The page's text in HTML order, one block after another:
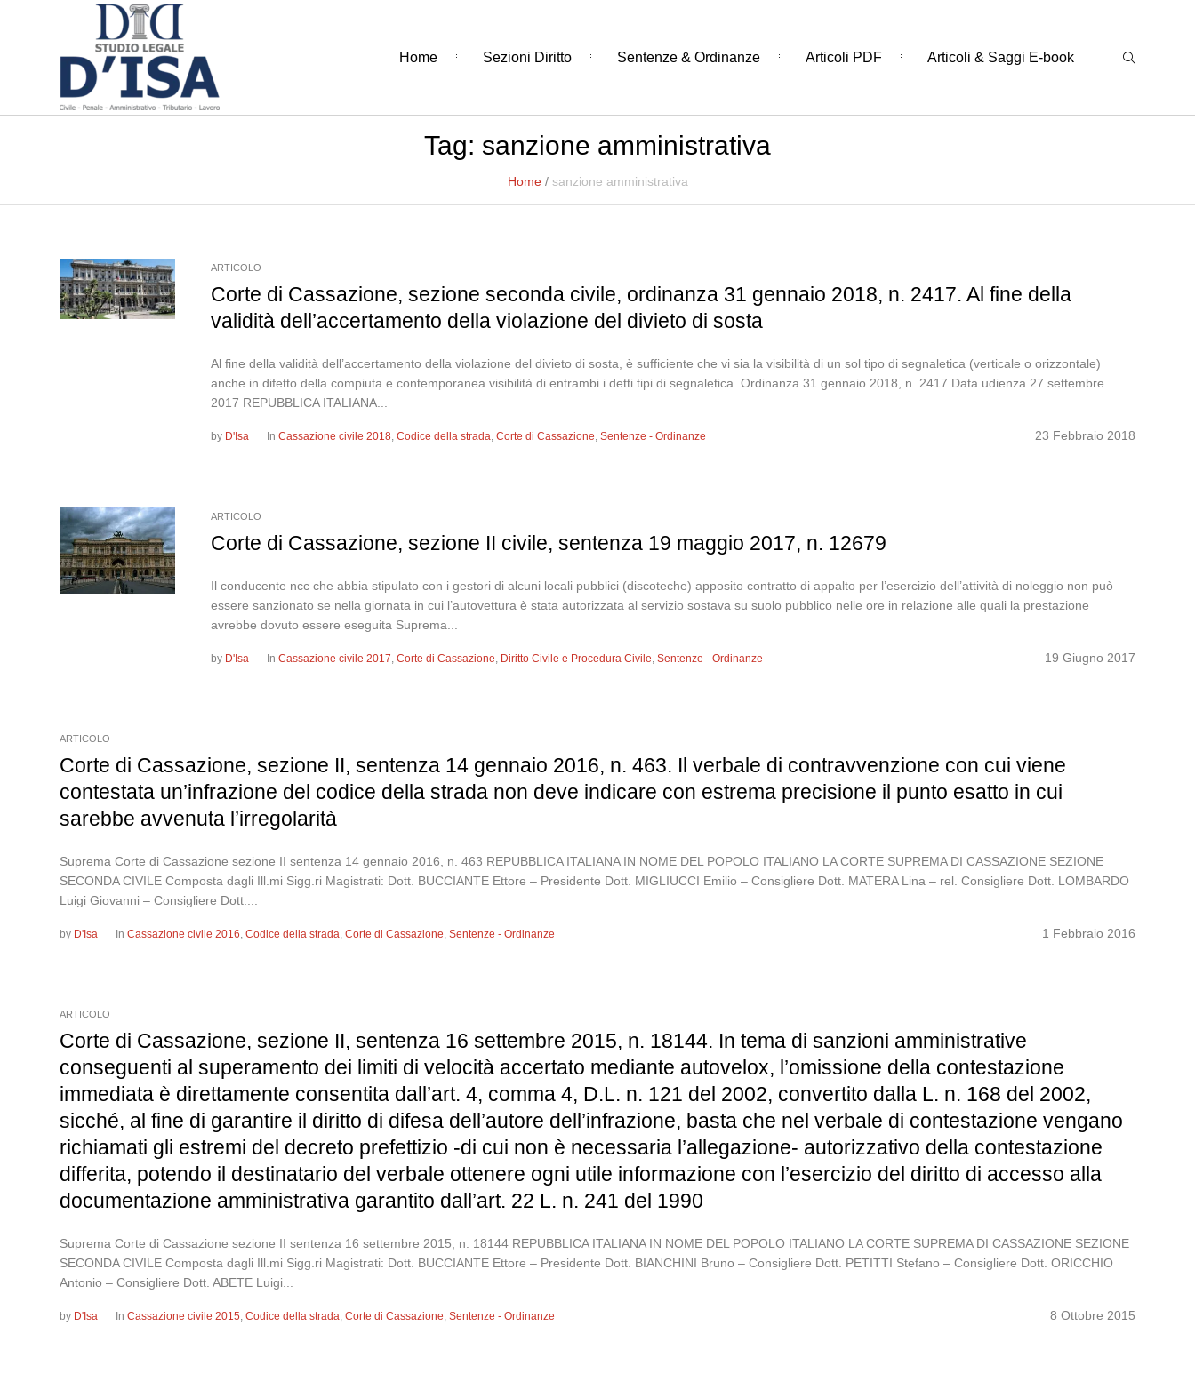
Home Sezioni Diritto Sentenze & Ordinanze Articoli PDF Articoli & Saggi E-book
Tag: sanzione amministrativa
Home / sanzione amministrativa
ARTICOLO
Corte di Cassazione, sezione seconda civile, ordinanza 31 gennaio 2018, n. 2417. Al fine della
validità dell’accertamento della violazione del divieto di sosta
Al fine della validità dell’accertamento della violazione del divieto di sosta, è sufficiente che vi sia la visibilità di un sol tipo di segnaletica (verticale o orizzontale)
anche in difetto della compiuta e contemporanea visibilità di entrambi i detti tipi di segnaletica. Ordinanza 31 gennaio 2018, n. 2417 Data udienza 27 settembre
2017 REPUBBLICA ITALIANA...
23 Febbraio 2018
by D'Isa InCassazione civile 2018,Codice della strada,Corte di Cassazione,Sentenze - Ordinanze
ARTICOLO
Corte di Cassazione, sezione II civile, sentenza 19 maggio 2017, n. 12679
Il conducente ncc che abbia stipulato con i gestori di alcuni locali pubblici (discoteche) apposito contratto di appalto per l’esercizio dell’attività di noleggio non può
essere sanzionato se nella giornata in cui l’autovettura è stata autorizzata al servizio sostava su suolo pubblico nelle ore in relazione alle quali la prestazione
avrebbe dovuto essere eseguita Suprema...
19 Giugno 2017
by D'Isa InCassazione civile 2017,Corte di Cassazione, Diritto Civile e Procedura Civile,Sentenze - Ordinanze
ARTICOLO
Corte di Cassazione, sezione II, sentenza 14 gennaio 2016, n. 463. Il verbale di contravvenzione con cui viene
contestata un’infrazione del codice della strada non deve indicare con estrema precisione il punto esatto in cui
sarebbe avvenuta l’irregolarità
Suprema Corte di Cassazione sezione II sentenza 14 gennaio 2016, n. 463 REPUBBLICA ITALIANA IN NOME DEL POPOLO ITALIANO LA CORTE SUPREMA DI CASSAZIONE SEZIONE
SECONDA CIVILE Composta dagli Ill.mi Sigg.ri Magistrati: Dott. BUCCIANTE Ettore – Presidente Dott. MIGLIUCCI Emilio – Consigliere Dott. MATERA Lina – rel. Consigliere Dott. LOMBARDO
Luigi Giovanni – Consigliere Dott....
1 Febbraio 2016
by D'Isa InCassazione civile 2016,Codice della strada,Corte di Cassazione,Sentenze - Ordinanze
ARTICOLO
Corte di Cassazione, sezione II, sentenza 16 settembre 2015, n. 18144. In tema di sanzioni amministrative
conseguenti al superamento dei limiti di velocità accertato mediante autovelox, l’omissione della contestazione
immediata è direttamente consentita dall’art. 4, comma 4, D.L. n. 121 del 2002, convertito dalla L. n. 168 del 2002,
sicché, al fine di garantire il diritto di difesa dell’autore dell’infrazione, basta che nel verbale di contestazione vengano
richiamati gli estremi del decreto prefettizio -di cui non è necessaria l’allegazione- autorizzativo della contestazione
differita, potendo il destinatario del verbale ottenere ogni utile informazione con l’esercizio del diritto di accesso alla
documentazione amministrativa garantito dall’art. 22 L. n. 241 del 1990
Suprema Corte di Cassazione sezione II sentenza 16 settembre 2015, n. 18144 REPUBBLICA ITALIANA IN NOME DEL POPOLO ITALIANO LA CORTE SUPREMA DI CASSAZIONE SEZIONE
SECONDA CIVILE Composta dagli Ill.mi Sigg.ri Magistrati: Dott. BUCCIANTE Ettore – Presidente Dott. BIANCHINI Bruno – Consigliere Dott. PETITTI Stefano – Consigliere Dott. ORICCHIO
Antonio – Consigliere Dott. ABETE Luigi...
8 Ottobre 2015
by D'Isa InCassazione civile 2015,Codice della strada,Corte di Cassazione,Sentenze - Ordinanze